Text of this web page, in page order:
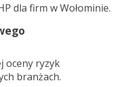
dla firm w Wołominie.
oceny ryzyk
branżach.